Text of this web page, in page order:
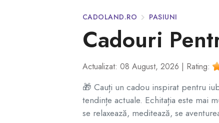
CADOLAND.RO PASIUNI
Cadouri
Actualizat: 08 August, 2026 | Rating:
🎁 Cauți un cadou inspirat pentru
tendințe actuale. Echitația este mai
se relaxează, meditează, se